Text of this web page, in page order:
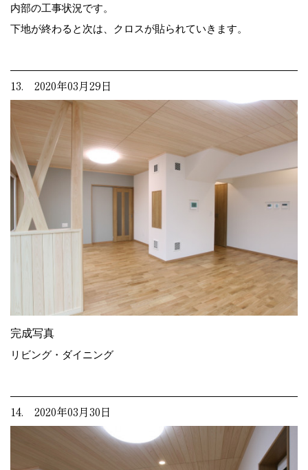
内部の工事状況です。
下地が終わると次は、クロスが貼られていきます。
13. 2020年03月29日
完成写真
リビング・ダイニング
14. 2020年03月30日